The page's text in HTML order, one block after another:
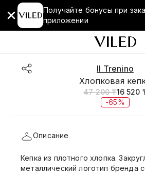
Получайте бонусы при
приложении
Il Trenino
Хлопковая
47 200 ₸16 520
-65%
Описание
Кепка из плотного хлопка.
металлический логотип бренда